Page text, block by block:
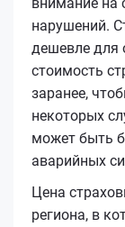
нарушений.
дешевле для
стоимость
заранее,
некоторых
может быть
аварийных
Цена
региона, в